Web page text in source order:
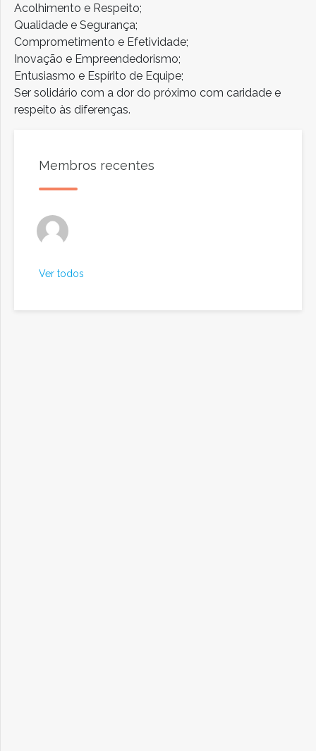
Acolhimento e Respeito;
Qualidade e Segurança;
Comprometimento e Efetividade;
Inovação e Empreendedorismo;
Entusiasmo e Espírito de Equipe;
Ser solidário com a dor do próximo com caridade e
respeito às diferenças.
Membros recentes
Ver todos